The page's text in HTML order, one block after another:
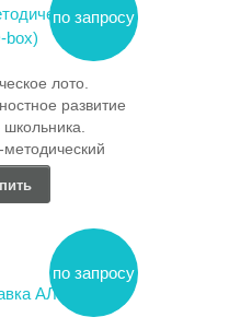
по запросу
лото.
развитие
(DVD-box)
по запросу